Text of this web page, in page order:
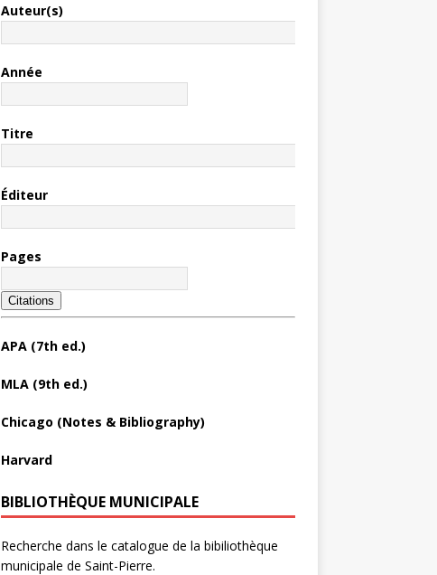
Auteur(s)
Année
Titre
Éditeur
Pages
Citations
APA (7th ed.)
MLA (9th ed.)
Chicago (Notes & Bibliography)
Harvard
BIBLIOTHÈQUE MUNICIPALE
Recherche dans le catalogue de la bibiliothèque
municipale de Saint-Pierre.